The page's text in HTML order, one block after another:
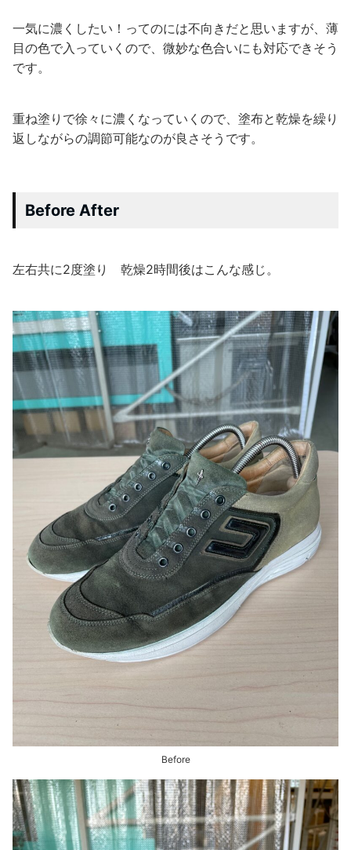
一気に濃くしたい！ってのには不向きだと思いますが、薄
目の色で入っていくので、微妙な色合いにも対応できそう
です。
重ね塗りで徐々に濃くなっていくので、塗布と乾燥を繰り
返しながらの調節可能なのが良さそうです。
Before After
左右共に2度塗り 乾燥2時間後はこんな感じ。
Before